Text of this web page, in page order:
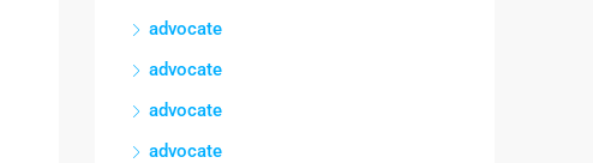
advocate
advocate
advocate
advocate